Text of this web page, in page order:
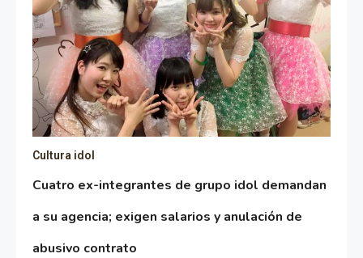
Cultura idol
Cuatro ex-integrantes de grupo idol demandan
a su agencia; exigen salarios y anulación de
abusivo contrato